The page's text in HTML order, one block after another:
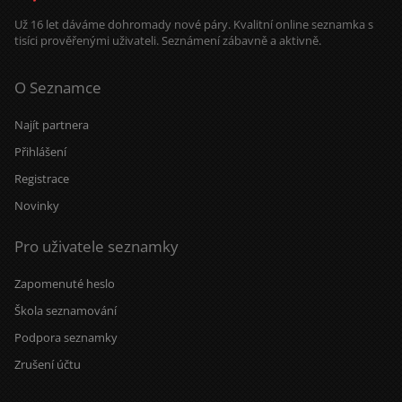
Už 16 let dáváme dohromady nové páry. Kvalitní online seznamka s
tisíci prověřenými uživateli. Seznámení zábavně a aktivně.
O Seznamce
Najít partnera
Přihlášení
Registrace
Novinky
Pro uživatele seznamky
Zapomenuté heslo
Škola seznamování
Podpora seznamky
Zrušení účtu